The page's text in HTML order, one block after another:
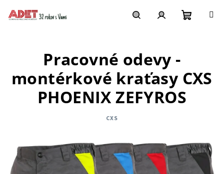
Pracovné odevy -
montérkové kraťasy CXS
PHOENIX ZEFYROS
CXS